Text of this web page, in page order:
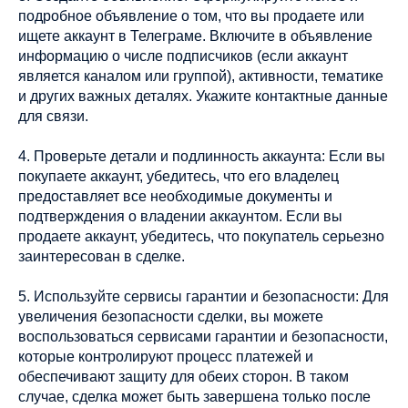
подробное объявление о том, что вы продаете или
ищете аккаунт в Телеграме. Включите в объявление
информацию о числе подписчиков (если аккаунт
является каналом или группой), активности, тематике
и других важных деталях. Укажите контактные данные
для связи.
4. Проверьте детали и подлинность аккаунта: Если вы
покупаете аккаунт, убедитесь, что его владелец
предоставляет все необходимые документы и
подтверждения о владении аккаунтом. Если вы
продаете аккаунт, убедитесь, что покупатель серьезно
заинтересован в сделке.
5. Используйте сервисы гарантии и безопасности: Для
увеличения безопасности сделки, вы можете
воспользоваться сервисами гарантии и безопасности,
которые контролируют процесс платежей и
обеспечивают защиту для обеих сторон. В таком
случае, сделка может быть завершена только после